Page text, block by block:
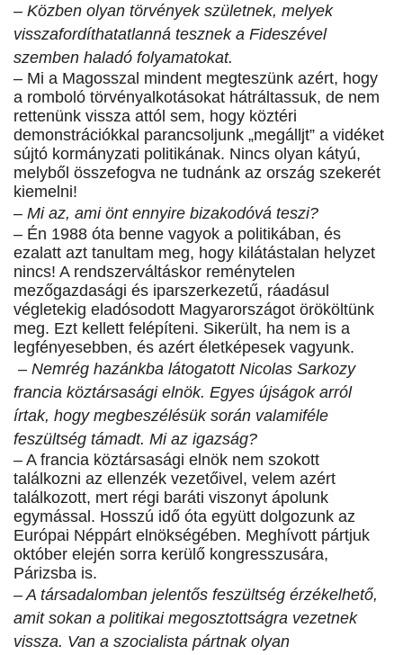
– Közben olyan törvények születnek, melyek
visszafordíthatatlanná tesznek a Fideszével
szemben haladó folyamatokat.
– Mi a Magosszal mindent megteszünk azért, hogy
a romboló törvényalkotásokat hátráltassuk, de nem
rettenünk vissza attól sem, hogy köztéri
demonstrációkkal parancsoljunk „megálljt” a vidéket
sújtó kormányzati politikának. Nincs olyan kátyú,
melyből összefogva ne tudnánk az ország szekerét
kiemelni!
– Mi az, ami önt ennyire bizakodóvá teszi?
– Én 1988 óta benne vagyok a politikában, és
ezalatt azt tanultam meg, hogy kilátástalan helyzet
nincs! A rendszerváltáskor reménytelen
mezőgazdasági és iparszerkezetű, ráadásul
végletekig eladósodott Magyarországot örököltünk
meg. Ezt kellett felépíteni. Sikerült, ha nem is a
legfényesebben, és azért életképesek vagyunk.
– Nemrég hazánkba látogatott Nicolas Sarkozy
francia köztársasági elnök. Egyes újságok arról
írtak, hogy megbeszélésük során valamiféle
feszültség támadt. Mi az igazság?
– A francia köztársasági elnök nem szokott
találkozni az ellenzék vezetőivel, velem azért
találkozott, mert régi baráti viszonyt ápolunk
egymással. Hosszú idő óta együtt dolgozunk az
Európai Néppárt elnökségében. Meghívott pártjuk
október elején sorra kerülő kongresszusára,
Párizsba is.
– A társadalomban jelentős feszültség érzékelhető,
amit sokan a politikai megosztottságra vezetnek
vissza. Van a szocialista pártnak olyan